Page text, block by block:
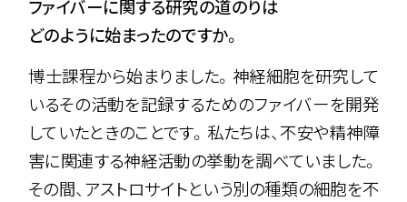
ファイバーに関する研究の道のりは
どのように始まったのですか。
博士課程から始まりました。神経細胞を研究して
いるその活動を記録するためのファイバーを開発
していたときのことです。私たちは、不安や精神障
害に関連する神経活動の挙動を調べていました。
その間、アストロサイトという別の種類の細胞を不